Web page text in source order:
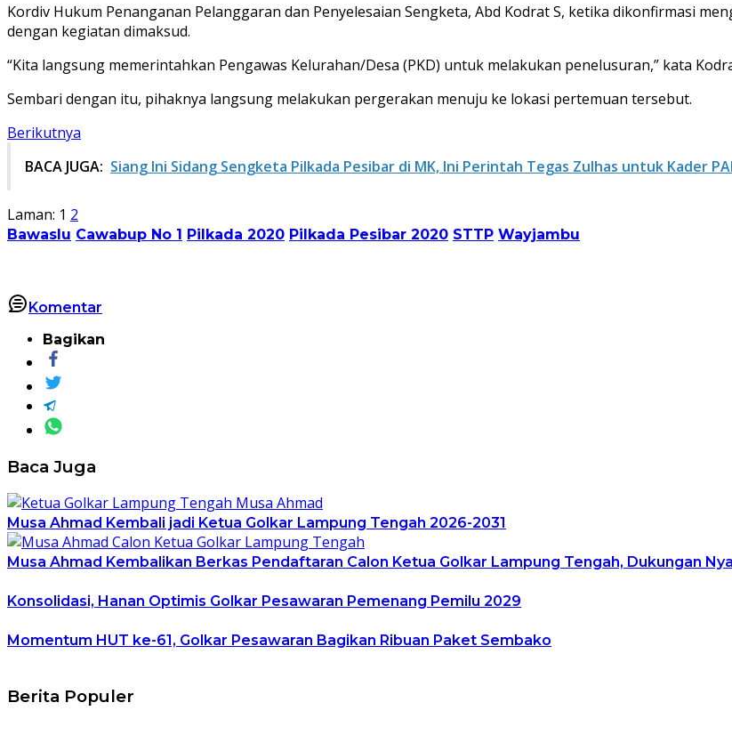
Kordiv Hukum Penanganan Pelanggaran dan Penyelesaian Sengketa, Abd Kodrat S, ketika dikonfirmasi
dengan kegiatan dimaksud.
“Kita langsung memerintahkan Pengawas Kelurahan/Desa (PKD) untuk melakukan penelusuran,” kata
Sembari dengan itu, pihaknya langsung melakukan pergerakan menuju ke lokasi pertemuan tersebut.
Berikutnya
BACA JUGA: Siang Ini Sidang Sengketa Pilkada Pesibar di MK, Ini Perintah Tegas Zulhas untuk Kader
Laman: 1 2
Bawaslu Cawabup No 1 Pilkada 2020 Pilkada Pesibar 2020 STTP Wayjambu
Komentar
Bagikan
Baca Juga
Musa Ahmad Kembali jadi Ketua Golkar Lampung Tengah 2026-2031
Musa Ahmad Kembalikan Berkas Pendaftaran Calon Ketua Golkar Lampung Tengah, Dukungan
Konsolidasi, Hanan Optimis Golkar Pesawaran Pemenang Pemilu 2029
Momentum HUT ke-61, Golkar Pesawaran Bagikan Ribuan Paket Sembako
Berita Populer